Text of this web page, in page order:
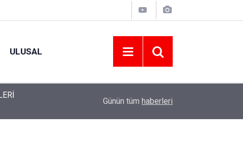
ULUSAL
15-16 AĞUSTOS 2026 TARİHLERİNDE
Günün tüm haberleri